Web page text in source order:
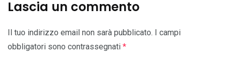
Lascia un commento
Il tuo indirizzo email non sarà pubblicato. I campi
obbligatori sono contrassegnati *